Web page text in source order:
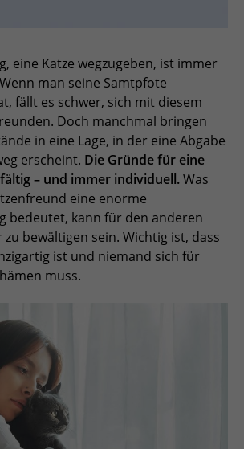
eine Katze wegzugeben, ist immer
man seine Samtpfote
fällt es schwer, sich mit diesem
Doch manchmal bringen
in eine Lage, in der eine Abgabe
erscheint. Die Gründe für eine
– und immer individuell.Was
eine enorme
bedeutet, kann für den anderen
bewältigen sein. Wichtig ist, dass
ist und niemand sich für
muss.